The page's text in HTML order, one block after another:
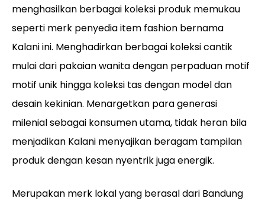
menghasilkan berbagai koleksi produk memukau
seperti merk penyedia item fashion bernama
Kalani ini. Menghadirkan berbagai koleksi cantik
mulai dari pakaian wanita dengan perpaduan motif
motif unik hingga koleksi tas dengan model dan
desain kekinian. Menargetkan para generasi
milenial sebagai konsumen utama, tidak heran bila
menjadikan Kalani menyajikan beragam tampilan
produk dengan kesan nyentrik juga energik.
Merupakan merk lokal yang berasal dari Bandung